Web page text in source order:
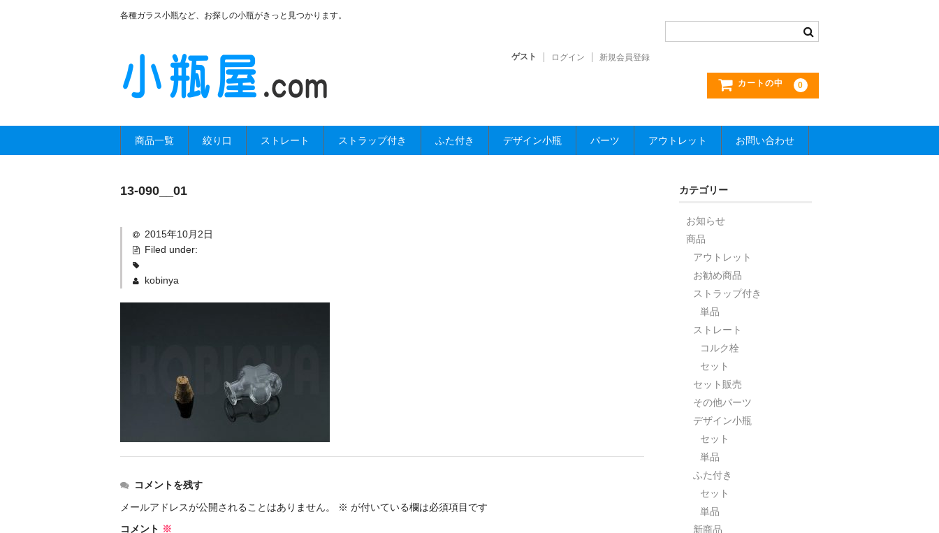
各種ガラス小瓶など、お探しの小瓶がきっと見つかります。
ゲスト ログイン 新規会員登録
カートの中 0
商品一覧 絞り口 ストレート ストラップ付き ふた付き デザイン小瓶 パーツ アウトレット お問い合わせ
13-090__01
2015年10月2日
Filed under:
kobinya
コメントを残す
メールアドレスが公開されることはありません。
※ が付いている欄は必須項目です
コメント ※
カテゴリー
お知らせ
商品
アウトレット
お勧め商品
ストラップ付き
単品
ストレート
コルク栓
セット
セット販売
その他パーツ
デザイン小瓶
セット
単品
ふた付き
セット
単品
新商品